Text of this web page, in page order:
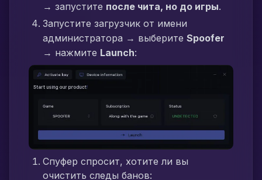
→ запустите после чита, но до игры.
Запустите загрузчик от имени
администратора → выберите Spoofer
→ нажмите Launch:
Спуфер спросит, хотите ли вы
очистить следы банов: